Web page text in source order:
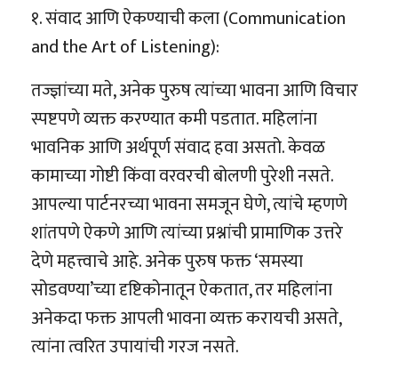
१. संवाद आणि ऐकण्याची कला (Communication
and the Art of Listening):
तज्ज्ञांच्या मते, अनेक पुरुष त्यांच्या भावना आणि विचार
स्पष्टपणे व्यक्त करण्यात कमी पडतात. महिलांना
भावनिक आणि अर्थपूर्ण संवाद हवा असतो. केवळ
कामाच्या गोष्टी किंवा वरवरची बोलणी पुरेशी नसते.
आपल्या पार्टनरच्या भावना समजून घेणे, त्यांचे म्हणणे
शांतपणे ऐकणे आणि त्यांच्या प्रश्नांची प्रामाणिक उत्तरे
देणे महत्त्वाचे आहे. अनेक पुरुष फक्त ‘समस्या
सोडवण्या’च्या दृष्टिकोनातून ऐकतात, तर महिलांना
अनेकदा फक्त आपली भावना व्यक्त करायची असते,
त्यांना त्वरित उपायांची गरज नसते.